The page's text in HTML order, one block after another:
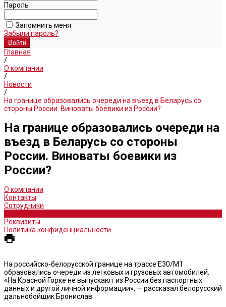
Пароль
Запомнить меня
Забыли пароль?
Главная
/
О компании
/
Новости
/
На границе образовались очереди на въезд в Беларусь со
стороны России. Виноваты боевики из России?
На границе образовались очереди на
въезд в Беларусь со стороны
России. Виноваты боевики из
России?
О компании
Контакты
Сотрудники
Реквизиты
Политика конфиденциальности
На российско-белорусской границе на трассе Е30/М1
образовались очереди из легковых и грузовых автомобилей.
«На Красной Горке не выпускают из России без паспортных
данных и другой личной информации», — рассказал белорусский
дальнобойщик Бронислав.